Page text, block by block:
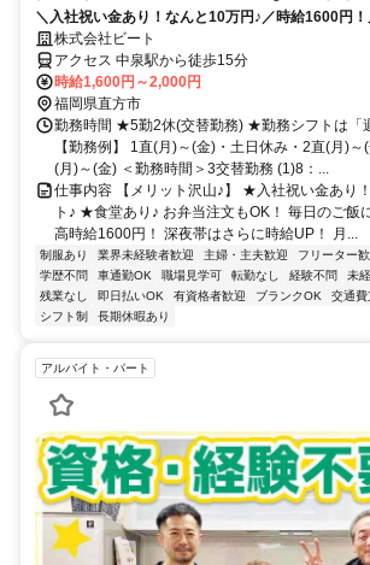
＼入社祝い金あり！なんと10万円♪／時給1600円
他にも働きやすいポイント沢山♪
株式会社ビート
アクセス 中泉駅から徒歩15分
時給1,600円～2,000円
福岡県直方市
勤務時間 ★5勤2休(交替勤務) ★勤務シフトは「
【勤務例】 1直(月)～(金)・土日休み・2直(月)
(月)～(金) ＜勤務時間＞3交替勤務 (1)8：...
仕事内容 【メリット沢山♪】 ★入社祝い金あり
ト♪ ★食堂あり♪ お弁当注文もOK！ 毎日のご
高時給1600円！ 深夜帯はさらに時給UP！ 月...
制服あり 業界未経験者歓迎 主婦・主夫歓迎 フリーター
学歴不問
車通勤OK 職場見学可 転勤なし 経験不問 未
残業なし
即日払いOK 有資格者歓迎 ブランクOK 交通費
シフト制
長期休暇あり
アルバイト・パート